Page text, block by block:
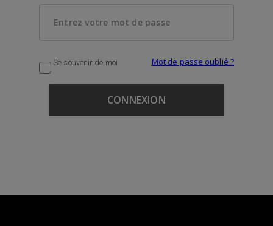
Se souvenir de moi Mot de passe oublié ?